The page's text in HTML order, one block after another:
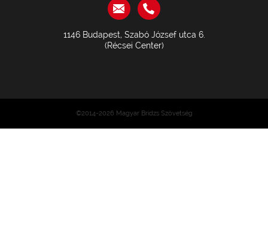
1146 Budapest, Szabó József utca 6.
(Récsei Center)
©2014-2026 Magyar Bridzs Szövetség